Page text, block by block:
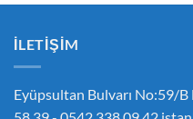
İLETIŞIM
Eyüpsultan Bulvarı No:59/